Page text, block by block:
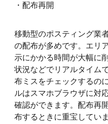
・配布再開
移動型のポスティング業
の配布が多めです。エリ
示にかかる時間が大幅に
状況などでリアルタイム
布ミスをチェックするの
ルはスマホブラウザに対
確認ができます。配布再
布するときに重宝してい